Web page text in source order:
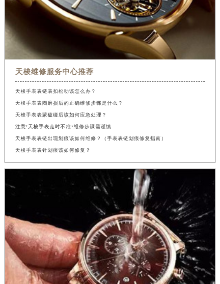
天梭维修服务中心推荐
天梭手表表链表扣松动该怎么办？
天梭手表表圈磨损后的正确维修步骤是什么？
天梭手表表蒙磕碰后该如何应急处理？
注意!天梭手表走时不准?维修步骤需谨慎
天梭手表表链出现划痕该如何维修？（手表表链划痕修复指南）
天梭手表表针划痕该如何修复？